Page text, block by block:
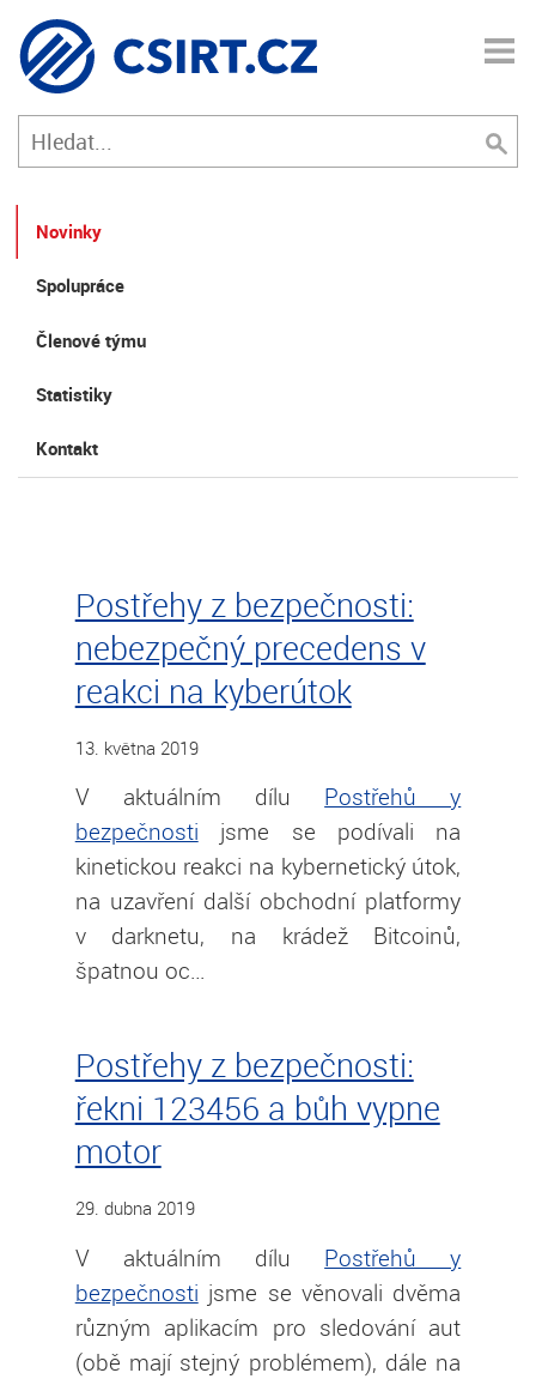
Novinky
Spolupráce
Členové týmu
Statistiky
Kontakt
Postřehy z bezpečnosti:
nebezpečný precedens v
reakci na kyberútok
13. května 2019
V aktuálním dílu Postřehů y
bezpečnosti jsme se podívali na
kinetickou reakci na kybernetický útok,
na uzavření další obchodní platformy
v darknetu, na krádež Bitcoinů,
špatnou oc…
Postřehy z bezpečnosti:
řekni 123456 a bůh vypne
motor
29. dubna 2019
V aktuálním dílu Postřehů y
bezpečnosti jsme se věnovali dvěma
různým aplikacím pro sledování aut
(obě mají stejný problémem), dále na